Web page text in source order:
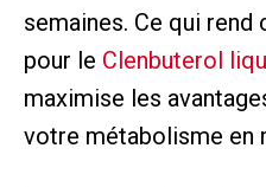
semaines. Ce qui
pour le Clenbuterol
maximise les
votre métabolisme en